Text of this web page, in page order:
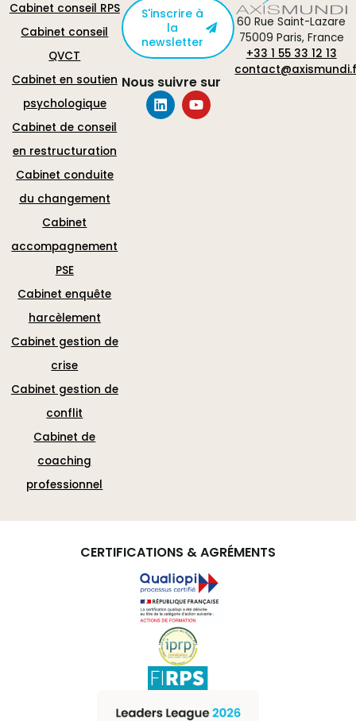
60 Rue Saint-Lazare
75009 Paris, France
+33 1 55 33 12 13
Cabinet conseil RPS
Cabinet conseil
QVCT
Cabinet en soutien
psychologique
Cabinet de conseil
en restructuration
Cabinet conduite
du changement
Cabinet
accompagnement
PSE
Cabinet enquête
harcèlement
Cabinet gestion de
crise
Cabinet gestion de
conflit
Cabinet de
coaching
professionnel
S'inscrire à
la
newsletter
Nous suivre sur
CERTIFICATIONS & AGRÉMENTS